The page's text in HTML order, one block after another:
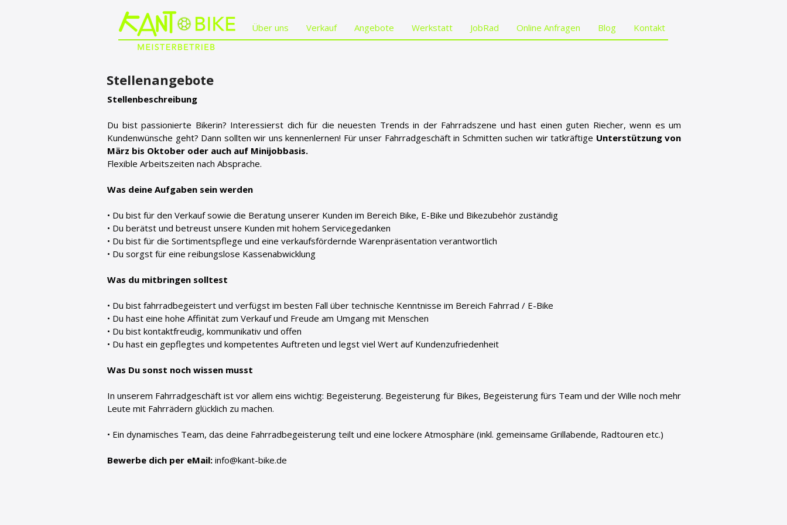
Über uns Verkauf Angebote Werkstatt JobRad Online Anfragen Blog Kontakt
Stellenangebote
Stellenbeschreibung
Du bist passionierte Bikerin? Interessierst dich für die neuesten Trends in der Fahrradszene und hast einen guten Riecher, wenn es um
Kundenwünsche geht? Dann sollten wir uns kennenlernen! Für unser Fahrradgeschäft in Schmitten suchen wir tatkräftige Unterstützung von
März bis Oktober oder auch auf Minijobbasis.
Flexible Arbeitszeiten nach Absprache.
Was deine Aufgaben sein werden
• Du bist für den Verkauf sowie die Beratung unserer Kunden im Bereich Bike, E-Bike und Bikezubehör zuständig
• Du berätst und betreust unsere Kunden mit hohem Servicegedanken
• Du bist für die Sortimentspflege und eine verkaufsfördernde Warenpräsentation verantwortlich
• Du sorgst für eine reibungslose Kassenabwicklung
Was du mitbringen solltest
• Du bist fahrradbegeistert und verfügst im besten Fall über technische Kenntnisse im Bereich Fahrrad / E-Bike
• Du hast eine hohe Affinität zum Verkauf und Freude am Umgang mit Menschen
• Du bist kontaktfreudig, kommunikativ und offen
• Du hast ein gepflegtes und kompetentes Auftreten und legst viel Wert auf Kundenzufriedenheit
Was Du sonst noch wissen musst
In unserem Fahrradgeschäft ist vor allem eins wichtig: Begeisterung. Begeisterung für Bikes, Begeisterung fürs Team und der Wille noch mehr
Leute mit Fahrrädern glücklich zu machen.
• Ein dynamisches Team, das deine Fahrradbegeisterung teilt und eine lockere Atmosphäre (inkl. gemeinsame Grillabende, Radtouren etc.)
Bewerbe dich per eMail: info@kant-bike.de